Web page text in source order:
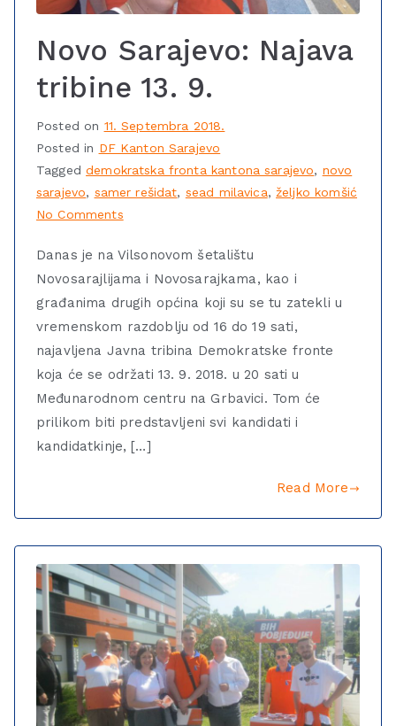
Novo Sarajevo: Najava
tribine 13. 9.
Posted on 11. Septembra 2018.
Posted in DF Kanton Sarajevo
Taggeddemokratska fronta kantona sarajevo, novo
sarajevo, samer rešidat, sead milavica,željko komšić
No Comments
Danas je na Vilsonovom šetalištu
Novosarajlijama i Novosarajkama, kao i
građanima drugih općina koji su se tu zatekli u
vremenskom razdoblju od 16 do 19 sati,
najavljena Javna tribina Demokratske fronte
koja će se održati 13. 9. 2018. u 20 sati u
Međunarodnom centru na Grbavici. Tom će
prilikom biti predstavljeni svi kandidati i
kandidatkinje, […]
Read More